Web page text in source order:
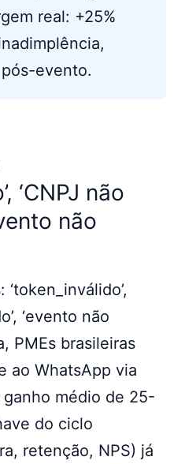
real: +25%
evento.
‘CNPJ não
não
‘evento não
PMEs brasileiras
ao WhatsApp via
médio de 25-
do ciclo
retenção, NPS) já